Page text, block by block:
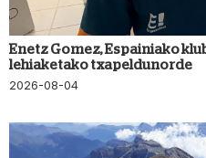
Enetz Gomez, Espainiako
lehiaketako txapeldunorde
2026-08-04